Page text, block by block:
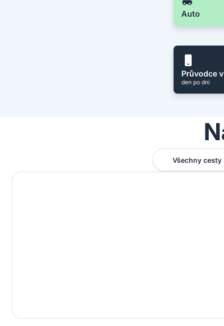
Auto
Průvodce
den po dni
Všechny cesty